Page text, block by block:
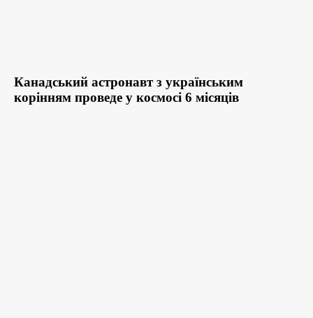
Канадський астронавт з українським
корінням проведе у космосі 6 місяців